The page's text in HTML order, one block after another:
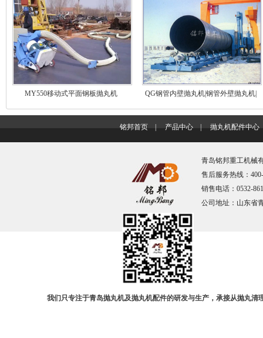
MY550移动式平面钢板抛丸机
QG钢管内壁抛丸机|钢管外壁抛丸机|
铭邦首页 产品中心 抛丸机配件中心
青岛铭邦重工机械
售后服务热线：
销售电话：0532-
公司地址：山东省
我们只专注于青岛抛丸机及抛丸机配件的研发与生产，承接从抛丸